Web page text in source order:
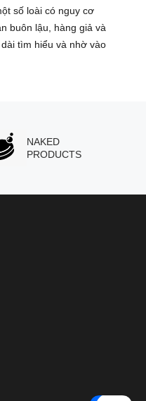
số loài có nguy cơ
buôn lậu, hàng giả và
tìm hiểu và nhờ vào
NAKED
PRODUCTS